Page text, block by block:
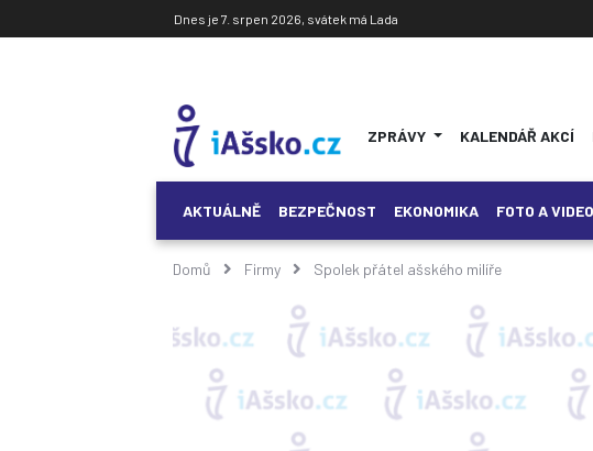
Dnes je 7. srpen 2026, svátek má Lada
ZPRÁVY KALENDÁŘ AKCÍ
AKTUÁLNĚ BEZPEČNOST EKONOMIKA FOTO A VIDEO
Domů Firmy Spolek přátel ašského milíře